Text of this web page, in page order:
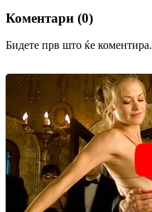
Коментари (0)
Бидете прв што ќе коментира.